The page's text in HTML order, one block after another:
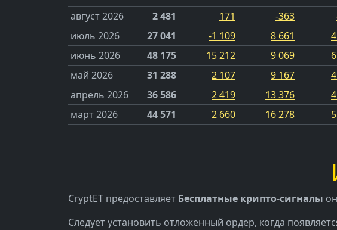
август 2026
2 481 171 -363
июль 2026
27 041 -1 109 8 661
июнь 2026
48 175 15 212 9 069
май 2026
31 288 2 107 9 167
апрель 2026
36 586 2 419 13 376
март 2026
44 571 2 660 16 278
CryptET предоставляет Бесплатные крипто-сигналы
Следует установить отложенный ордер, когда